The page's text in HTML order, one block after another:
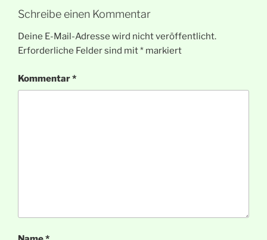
Schreibe einen Kommentar
Deine E-Mail-Adresse wird nicht veröffentlicht.
Erforderliche Felder sind mit* markiert
Kommentar*